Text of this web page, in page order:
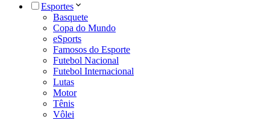
Esportes
Basquete
Copa do Mundo
eSports
Famosos do Esporte
Futebol Nacional
Futebol Internacional
Lutas
Motor
Tênis
Vôlei